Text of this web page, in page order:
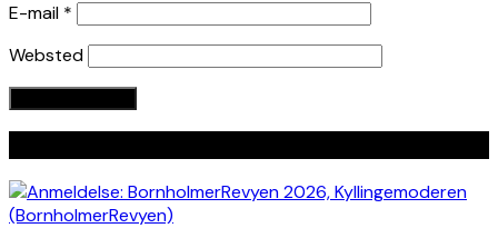
E-mail *
Websted